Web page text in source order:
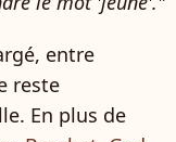
entre
reste
En plus de